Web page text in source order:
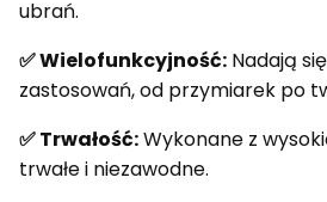
ubrań.
✅ Wielofunkcyjność: Nadają
zastosowań, od przymiarek po
✅ Trwałość:Wykonane z
trwałe i niezawodne.